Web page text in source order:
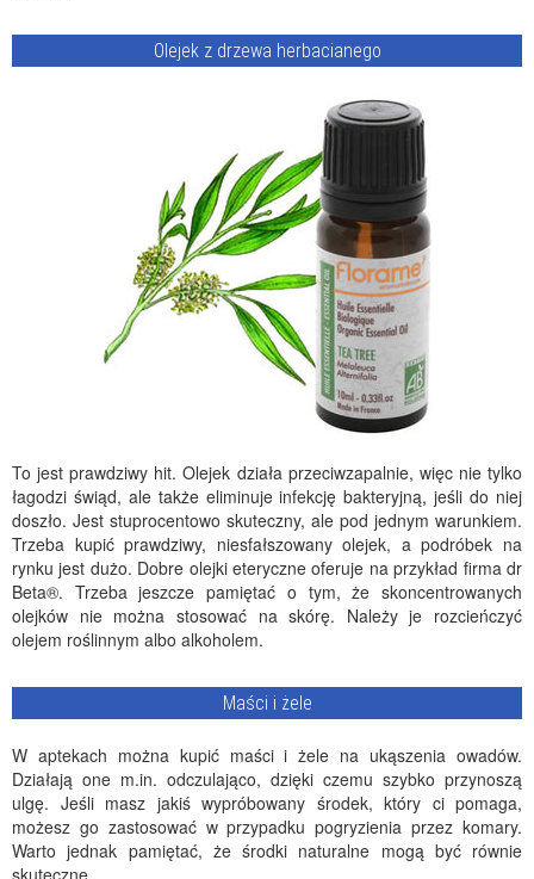
Olejek z drzewa herbacianego
To jest prawdziwy hit. Olejek działa przeciwzapalnie, więc nie tylko
łagodzi świąd, ale także eliminuje infekcję bakteryjną, jeśli do niej
doszło. Jest stuprocentowo skuteczny, ale pod jednym warunkiem.
Trzeba kupić prawdziwy, niesfałszowany olejek, a podróbek na
rynku jest dużo. Dobre olejki eteryczne oferuje na przykład firma dr
Beta®. Trzeba jeszcze pamiętać o tym, że skoncentrowanych
olejków nie można stosować na skórę. Należy je rozcieńczyć
olejem roślinnym albo alkoholem.
Maści i żele
W aptekach można kupić maści i żele na ukąszenia owadów.
Działają one m.in. odczulająco, dzięki czemu szybko przynoszą
ulgę. Jeśli masz jakiś wypróbowany środek, który ci pomaga,
możesz go zastosować w przypadku pogryzienia przez komary.
Warto jednak pamiętać, że środki naturalne mogą być równie
skuteczne.